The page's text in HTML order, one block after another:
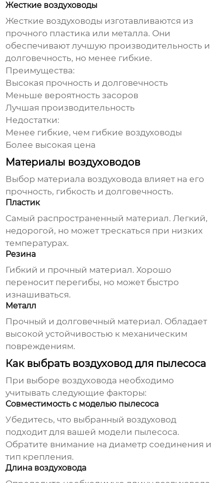
Жесткие воздуховоды
Жесткие воздуховоды изготавливаются из
прочного пластика или металла. Они
обеспечивают лучшую производительность и
долговечность, но менее гибкие.
Преимущества:
Высокая прочность и долговечность
Меньше вероятность засоров
Лучшая производительность
Недостатки:
Менее гибкие, чем гибкие воздуховоды
Более высокая цена
Материалы воздуховодов
Выбор материала воздуховода влияет на его
прочность, гибкость и долговечность.
Пластик
Самый распространенный материал. Легкий,
недорогой, но может трескаться при низких
температурах.
Резина
Гибкий и прочный материал. Хорошо
переносит перегибы, но может быстро
изнашиваться.
Металл
Прочный и долговечный материал. Обладает
высокой устойчивостью к механическим
повреждениям.
Как выбрать воздуховод для пылесоса
При выборе воздуховода необходимо
учитывать следующие факторы:
Совместимость с моделью пылесоса
Убедитесь, что выбранный воздуховод
подходит для вашей модели пылесоса.
Обратите внимание на диаметр соединения и
тип крепления.
Длина воздуховода